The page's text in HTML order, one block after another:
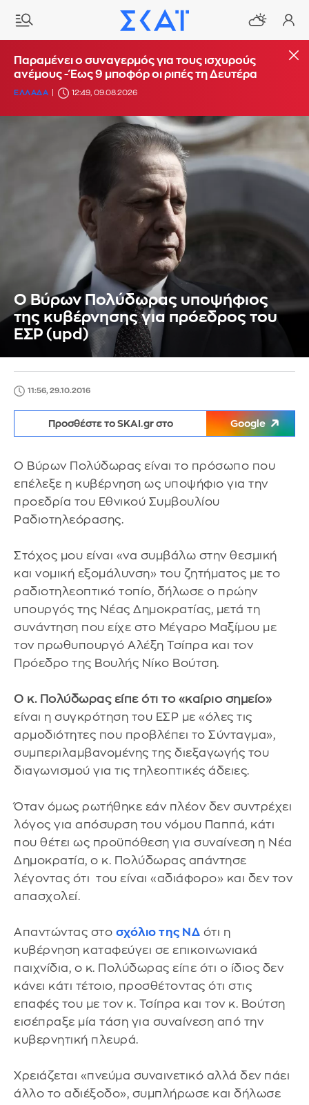
Παραμένει ο συναγερμός για τους ισχυρούς
ανέμους - Έως 9 μποφόρ οι ριπές τη Δευτέρα
ΕΛΛΑΔΑ 12:49, 09.08.2026
Ο Βύρων Πολύδωρας υποψήφιος
της κυβέρνησης για πρόεδρος του
ΕΣΡ (upd)
11:56, 29.10.2016
Προσθέστε το SKAI.gr στο Google
Ο Βύρων Πολύδωρας είναι το πρόσωπο που
επέλεξε η κυβέρνηση ως υποψήφιο για την
προεδρία του Εθνικού Συμβουλίου
Ραδιοτηλεόρασης.
Στόχος μου είναι «να συμβάλω στην θεσμική
και νομική εξομάλυνση» του ζητήματος με το
ραδιοτηλεοπτικό τοπίο, δήλωσε ο πρώην
υπουργός της Νέας Δημοκρατίας, μετά τη
συνάντηση που είχε στο Μέγαρο Μαξίμου με
τον πρωθυπουργό Αλέξη Τσίπρα και τον
Πρόεδρο της Βουλής Νίκο Βούτση.
Ο κ. Πολύδωρας είπε ότι το «καίριο σημείο»
είναι η συγκρότηση του ΕΣΡ με «όλες τις
αρμοδιότητες που προβλέπει το Σύνταγμα»,
συμπεριλαμβανομένης της διεξαγωγής του
διαγωνισμού για τις τηλεοπτικές άδειες.
Όταν όμως ρωτήθηκε εάν πλέον δεν συντρέχει
λόγος για απόσυρση του νόμου Παππά, κάτι
που θέτει ως προϋπόθεση για συναίνεση η Νέα
Δημοκρατία, ο κ. Πολύδωρας απάντησε
λέγοντας ότι του είναι «αδιάφορο» και δεν τον
απασχολεί.
Απαντώντας στο σχόλιο της ΝΔ ότι η
κυβέρνηση καταφεύγει σε επικοινωνιακά
παιχνίδια, ο κ. Πολύδωρας είπε ότι ο ίδιος δεν
κάνει κάτι τέτοιο, προσθέτοντας ότι στις
επαφές του με τον κ. Τσίπρα και τον κ. Βούτση
εισέπραξε μία τάση για συναίνεση από την
κυβερνητική πλευρά.
Χρειάζεται «πνεύμα συναινετικό αλλά δεν πάει
άλλο το αδιέξοδο», συμπλήρωσε και δήλωσε